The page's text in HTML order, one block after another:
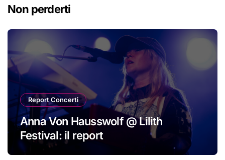
Non perderti
Report Concerti
Anna Von Hausswolf @ Lilith
Festival: il report